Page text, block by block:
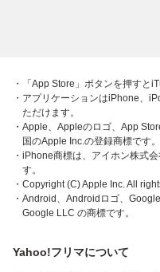
・「App Store」ボタンを押すと
・アプリケーションはiPhone、
ただけます。
・Apple、Appleのロゴ、App
国のApple Inc.の登録商標です。
・iPhone商標は、アイホン株式
す。
・Copyright (C) Apple Inc. All
・Android、Androidロゴ、
Google LLC の商標です。
Yahoo!フリマについて